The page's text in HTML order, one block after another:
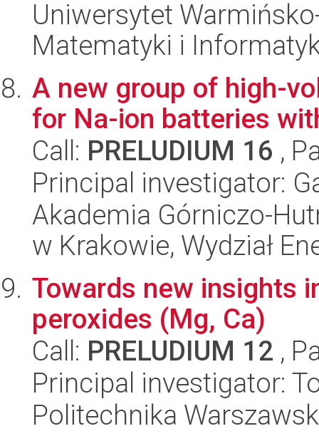
Uniwersytet
Matematyki i
A new group of high-
for Na-ion batteries
Call: PRELUDIUM 16 ,
Principal investigator:
Akademia Górniczo-
w Krakowie, Wydział
Towards new insights
peroxides (Mg, Ca)
Call: PRELUDIUM 12 ,
Principal investigator:
Politechnika